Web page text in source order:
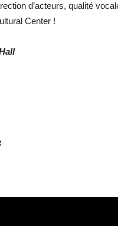
d’acteurs, qualité
Center !